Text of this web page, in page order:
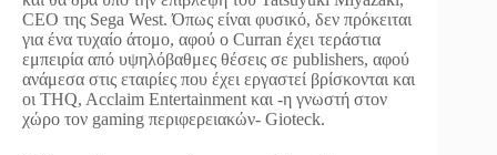
CEO της Sega West. Όπως είναι φυσικό, δεν πρόκειται
για ένα τυχαίο άτομο, αφού ο Curran έχει τεράστια
εμπειρία από υψηλόβαθμες θέσεις σε publishers, αφού
ανάμεσα στις εταιρίες που έχει εργαστεί βρίσκονται και
οι THQ, Acclaim Entertainment και -η γνωστή στον
χώρο τον gaming περιφερειακών- Gioteck.